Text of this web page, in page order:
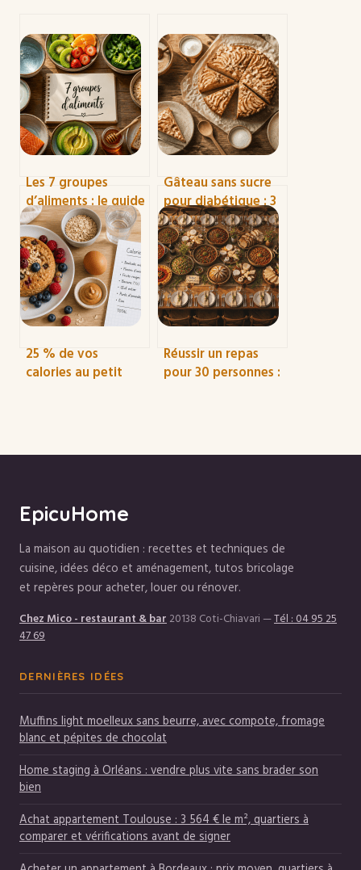
Les 7 groupes
d’aliments : le guide
pratique pour
équilibrer vos repas
sans calcul
complexe
Gâteau sans sucre
pour diabétique : 3
règles d’or pour
allier plaisir, santé
et IG bas
25 % de vos
calories au petit
Réussir un repas
pour 30 personnes :
EpicuHome
La maison au quotidien : recettes et techniques de
cuisine, idées déco et aménagement, tutos bricolage
et repères pour acheter, louer ou rénover.
Chez Mico - restaurant & bar20138 Coti-Chiavari—Tél : 04 95 25
47 69
DERNIÈRES IDÉES
Muffins light moelleux sans beurre, avec compote, fromage
blanc et pépites de chocolat
Home staging à Orléans : vendre plus vite sans brader son
bien
Achat appartement Toulouse : 3 564 € le m², quartiers à
comparer et vérifications avant de signer